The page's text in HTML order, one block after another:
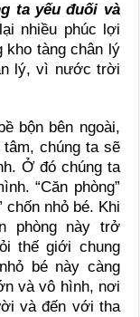
ta yếu đuối và
nhiều phúc lợi
kho tàng chân lý
lý, vì nước trời
bộn bên ngoài,
chúng ta sẽ
Ở đó chúng ta
“Căn phòng”
chốn nhỏ bé. Khi
phòng này trở
thế giới chung
bé này càng
và vô hình, nơi
và đến với tha